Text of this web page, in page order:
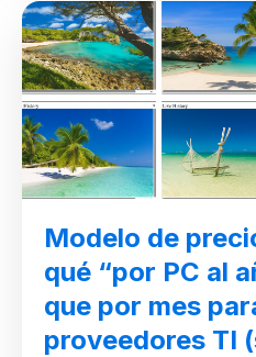
Modelo de
qué “por PC al
que por mes
proveedores TI